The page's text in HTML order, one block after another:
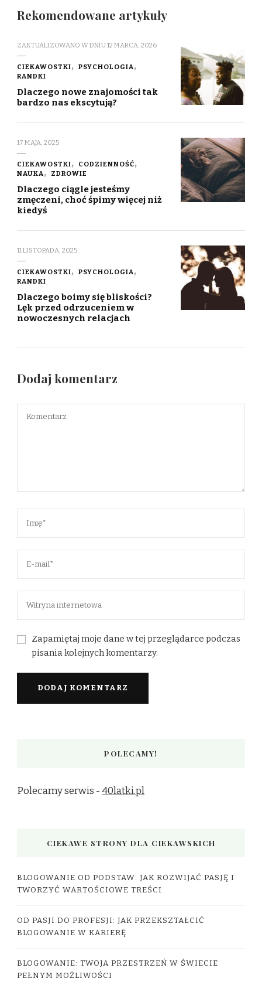
Rekomendowane artykuły
ZAKTUALIZOWANO W DNIU12 MARCA, 2026
CIEKAWOSTKI
PSYCHOLOGIA
RANDKI
Dlaczego nowe znajomości tak
bardzo nas ekscytują?
17 MAJA, 2025
CIEKAWOSTKI
CODZIENNOŚĆ
NAUKA
ZDROWIE
Dlaczego ciągle jesteśmy
zmęczeni, choć śpimy więcej niż
kiedyś
11 LISTOPADA, 2025
CIEKAWOSTKI
PSYCHOLOGIA
RANDKI
Dlaczego boimy się bliskości?
Lęk przed odrzuceniem w
nowoczesnych relacjach
Dodaj komentarz
Zapamiętaj moje dane w tej przeglądarce podczas
pisania kolejnych komentarzy.
POLECAMY!
Polecamy serwis -40latki.pl
CIEKAWE STRONY DLA CIEKAWSKICH
BLOGOWANIE OD PODSTAW: JAK ROZWIJAĆ PASJĘ I
TWORZYĆ WARTOŚCIOWE TREŚCI
OD PASJI DO PROFESJI: JAK PRZEKSZTAŁCIĆ
BLOGOWANIE W KARIERĘ
BLOGOWANIE: TWOJA PRZESTRZEŃ W ŚWIECIE
PEŁNYM MOŻLIWOŚCI